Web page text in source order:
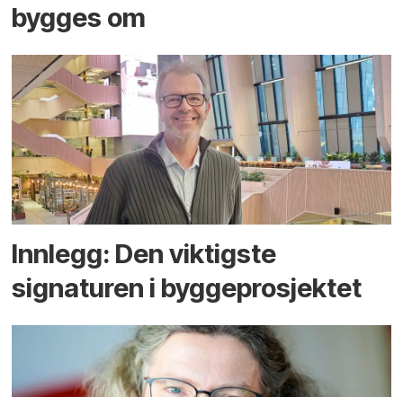
bygges om
Innlegg: Den viktigste
signaturen i bygge­­prosjektet